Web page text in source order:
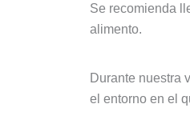
Se recomienda
alimento.
Durante nuestra
el entorno en el